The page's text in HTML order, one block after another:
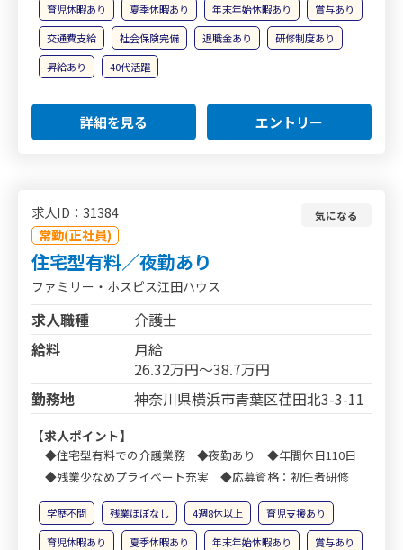
育児休暇あり
夏季休暇あり 年末年始休暇あり
賞与あり
交通費支給
社会保険完備 退職金あり
研修制度あり
昇給あり
40代活躍
詳細を見る エントリー
求人ID：31384
常勤(正社員)
気になる
住宅型有料／夜勤あり
ファミリー・ホスピス江田ハウス
求人職種
介護士
給料
月給
26.32万円～38.7万円
勤務地
神奈川県横浜市青葉区荏田北3-3-11
【求人ポイント】
◆住宅型有料での介護業務 ◆夜勤あり ◆年間休日110日
◆残業少なめプライベート充実 ◆応募資格：初任者研修
学歴不問 残業ほぼなし 4週8休以上
育児支援あり
育児休暇あり
夏季休暇あり 年末年始休暇あり 賞与あり